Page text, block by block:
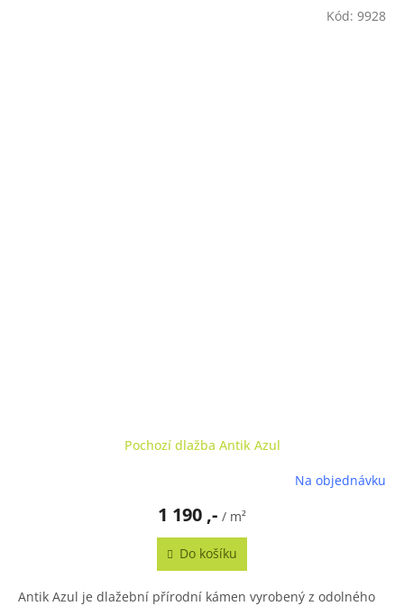
Pochozí dlažba Antik Azul
Na objednávku
1 190 ,- / m²
Do košíku
Antik Azul je dlažební přírodní kámen vyrobený z odolného
Kód: 9928